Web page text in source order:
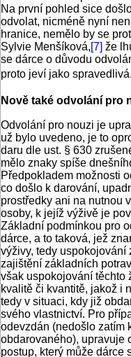
Na první pohled sice
odvolat, nicméně nyní
hranice, nemělo by se
Sylvie Menšíková,[7] že
se dárce o důvodu
proto jeví jako spravedlivá.
Nově také odvolání pro
Odvolání pro nouzi je
už bylo uvedeno, je to
daru dle ust. § 630
mělo znaky spíše
Předpokladem možnosti
co došlo k darování,
prostředky ani na nutnou
osoby, k jejíž výživě je
Základní podmínkou pro
dárce, a to taková, jež
výživy, tedy
zajištění základních
však uspokojování těchto
kvalitě či kvantitě, jakož i
tedy v situaci, kdy již
svého vlastnictví. Pro
odevzdán (nedošlo zatím
obdarovaného), upravuje
postup, který může dárce